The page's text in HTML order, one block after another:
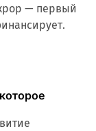
— первый